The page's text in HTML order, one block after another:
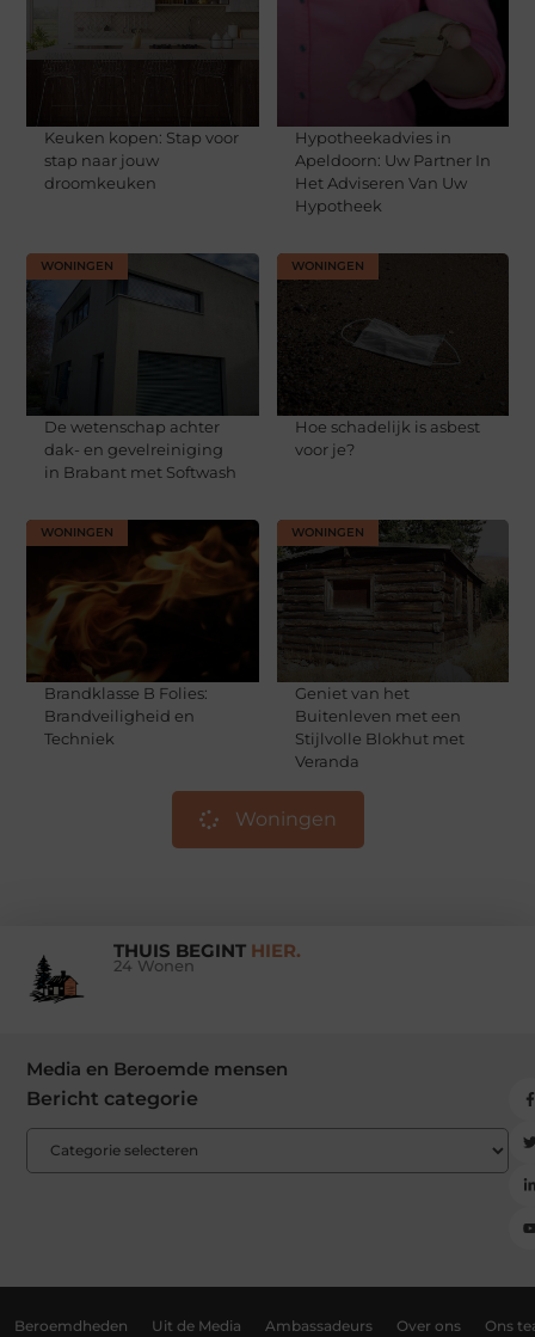
Keuken kopen: Stap voor
stap naar jouw
droomkeuken
Hypotheekadvies in
Apeldoorn: Uw Partner In
Het Adviseren Van Uw
Hypotheek
WONINGEN
De wetenschap achter
dak- en gevelreiniging
in Brabant met Softwash
WONINGEN
Hoe schadelijk is asbest
voor je?
WONINGEN
Brandklasse B Folies:
Brandveiligheid en
Techniek
WONINGEN
Geniet van het
Buitenleven met een
Stijlvolle Blokhut met
Veranda
Woningen
THUIS BEGINT HIER.
24 Wonen
Media en Beroemde mensen
Bericht categorie
Beroemdheden Uit de Media Ambassadeurs Over ons Ons